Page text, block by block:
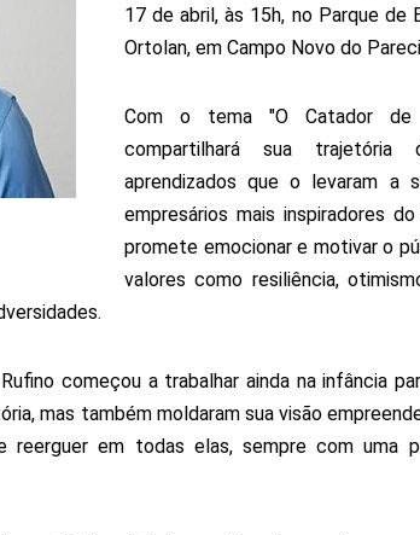
17 de abril, às 15h, no Parque de
Ortolan, em Campo Novo do
Com o tema "O Catador de
compartilhará sua
aprendizados que o levaram a
empresários mais inspiradores
promete emocionar e motivar o
valores como resiliência,
começou a trabalhar ainda na infância
mas também moldaram sua visão
reerguer em todas elas, sempre com uma